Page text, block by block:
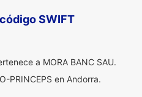
SWIFT
a MORA BANC SAU.
PRINCEPS en Andorra.